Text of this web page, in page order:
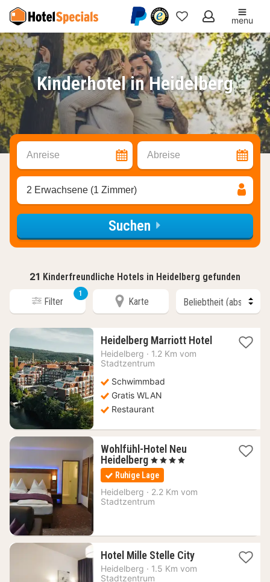
Meine
Favoriten
menu
Kinderhotel in Heidelberg
Anreise Abreise
2 Erwachsene (1 Zimmer)
Suchen
21 Kinderfreundliche Hotels in Heidelberg gefunden
Filter
1
Karte
Heidelberg Marriott Hotel1
Heidelberg · 1.2 Km vom
Stadtzentrum
Schwimmbad
Gratis WLAN
Restaurant
Wohlfühl-Hotel Neu
Heidelberg 1
Nacht
ab
71,20
€
, 4 Sterne
Ruhige Lage
Heidelberg · 2.2 Km vom
Stadtzentrum
Hotel Mille Stelle City1
Nacht
Heidelberg · 1.5 Km vom
Stadtzentrum